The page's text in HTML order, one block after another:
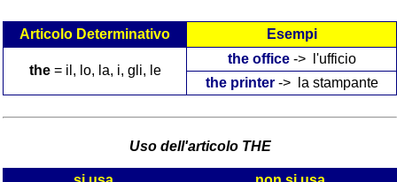
Articolo Determinativo Esempi
the = il, lo, la, i, gli, le
the office-> l'ufficio
the printer -> la stampante
Uso dell'articolo THE